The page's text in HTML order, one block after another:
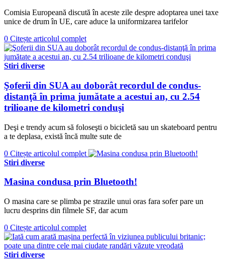
Comisia Europeană discută în aceste zile despre adoptarea unei taxe
unice de drum în UE, care aduce la uniformizarea tarifelor
0 Citește articolul complet
Stiri diverse
Şoferii din SUA au doborât recordul de condus-
distanţă în prima jumătate a acestui an, cu 2.54
trilioane de kilometri conduşi
Deşi e trendy acum să foloseşti o bicicletă sau un skateboard pentru
a te deplasa, există încă multe sute de
0 Citește articolul complet
Stiri diverse
Masina condusa prin Bluetooth!
O masina care se plimba pe strazile unui oras fara sofer pare un
lucru desprins din filmele SF, dar acum
0 Citește articolul complet
Stiri diverse